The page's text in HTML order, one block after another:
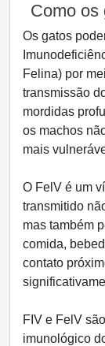
Como os
Os gatos
Felina) por
transmissão
mordidas
os machos
mais
O FelV é um
transmitido
mas também
comida,
contato
FIV e FelV
imunológico